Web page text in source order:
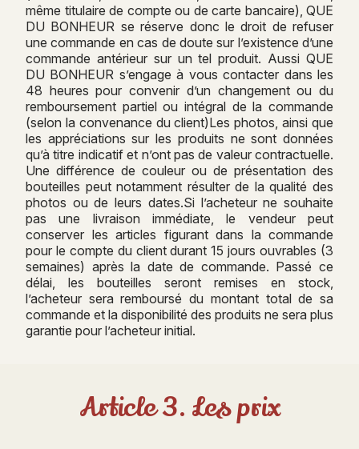
même titulaire de compte ou de carte bancaire), QUE
DU BONHEUR se réserve donc le droit de refuser
une commande en cas de doute sur l’existence d’une
commande antérieur sur un tel produit. Aussi QUE
DU BONHEUR s’engage à vous contacter dans les
48 heures pour convenir d’un changement ou du
remboursement partiel ou intégral de la commande
(selon la convenance du client)Les photos, ainsi que
les appréciations sur les produits ne sont données
qu’à titre indicatif et n’ont pas de valeur contractuelle.
Une différence de couleur ou de présentation des
bouteilles peut notamment résulter de la qualité des
photos ou de leurs dates.Si l’acheteur ne souhaite
pas une livraison immédiate, le vendeur peut
conserver les articles figurant dans la commande
pour le compte du client durant 15 jours ouvrables (3
semaines) après la date de commande. Passé ce
délai, les bouteilles seront remises en stock,
l’acheteur sera remboursé du montant total de sa
commande et la disponibilité des produits ne sera plus
garantie pour l’acheteur initial.
Article 3. Les prix